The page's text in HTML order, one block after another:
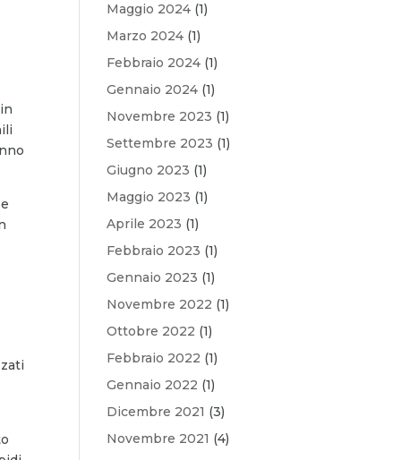
Maggio 2024 (1)
Marzo 2024 (1)
Febbraio 2024 (1)
Gennaio 2024 (1)
Novembre 2023 (1)
Settembre 2023 (1)
Giugno 2023 (1)
Maggio 2023 (1)
Aprile 2023 (1)
Febbraio 2023 (1)
Gennaio 2023 (1)
Novembre 2022 (1)
Ottobre 2022 (1)
Febbraio 2022 (1)
Gennaio 2022 (1)
Dicembre 2021 (3)
Novembre 2021 (4)